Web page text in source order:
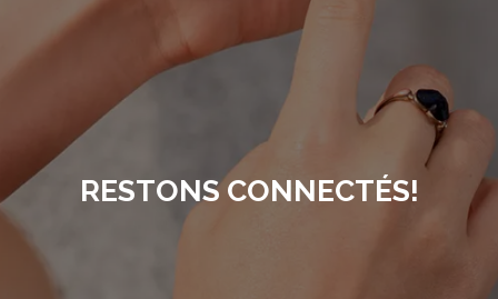
RESTONS CONNECTÉS!